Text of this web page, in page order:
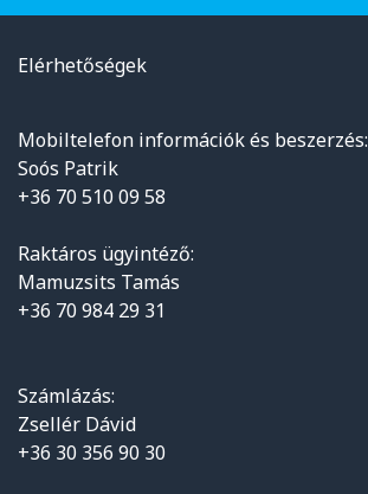
Elérhetőségek
Mobiltelefon információk és beszerzés:
Soós Patrik
+36 70 510 09 58
Raktáros ügyintéző:
Mamuzsits Tamás
+36 70 984 29 31
Számlázás:
Zsellér Dávid
+36 30 356 90 30